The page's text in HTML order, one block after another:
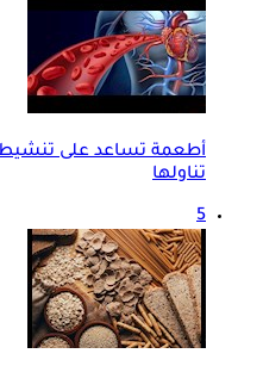
أطعمة تساعد على تنشيط
تناولها
5